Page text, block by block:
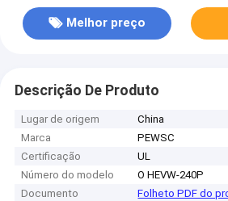
Melhor preço
Descrição De Produto
Lugar de origem
China
Marca
PEWSC
Certificação
UL
Número do modelo
O HEVW-240P
Documento
Folheto PDF do